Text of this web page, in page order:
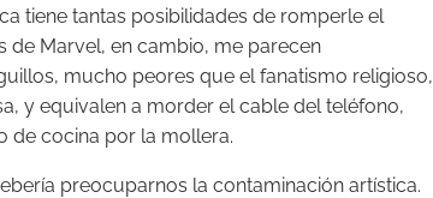
tiene tantas posibilidades de romperle el
de Marvel, en cambio, me parecen
mucho peores que el fanatismo religioso,
y equivalen a morder el cable del teléfono,
de cocina por la mollera.
preocuparnos la contaminación artística.